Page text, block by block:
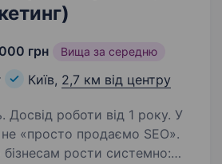
грн Вища за середню
Київ, 2,7 км від центру
Досвід роботи від 1 року. У
«просто продаємо SEO».
рости системно: